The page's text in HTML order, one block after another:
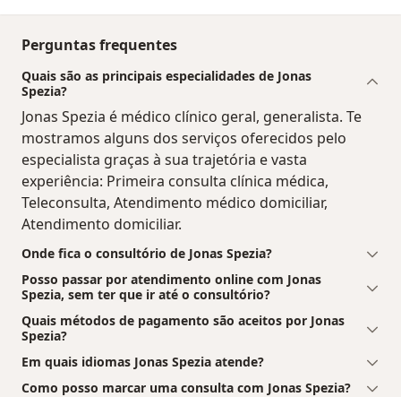
Perguntas frequentes
Quais são as principais especialidades de Jonas
Spezia?
Jonas Spezia é médico clínico geral, generalista. Te
mostramos alguns dos serviços oferecidos pelo
especialista graças à sua trajetória e vasta
experiência: Primeira consulta clínica médica,
Teleconsulta, Atendimento médico domiciliar,
Atendimento domiciliar.
Onde fica o consultório de Jonas Spezia?
Posso passar por atendimento online com Jonas
Spezia, sem ter que ir até o consultório?
Quais métodos de pagamento são aceitos por Jonas
Spezia?
Em quais idiomas Jonas Spezia atende?
Como posso marcar uma consulta com Jonas Spezia?